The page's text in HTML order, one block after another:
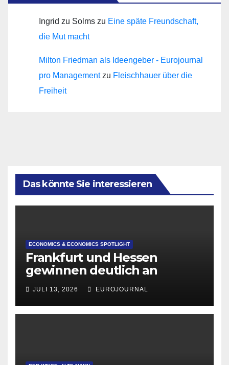
Ingrid zu Solms zu Eine späte Freundschaft,
die Mut macht
Milton Friedman als Ideengeber - Eurojournal
pro Managementzu Fleischhauer über die
Freiheit
Das könnte Sie interessieren
ECONOMICS & ECONOMICS SPOTLIGHT
Frankfurt und Hessen
gewinnen deutlich an
Attraktivität für Startup-
Gründungen
JULI 13, 2026 EUROJOURNAL